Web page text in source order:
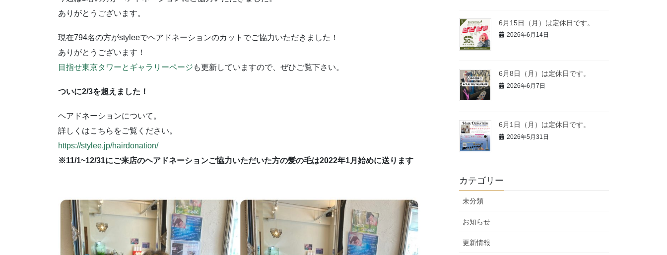
ありがとうございます。
現在794名の方がstyleeでヘアドネーションのカットでご協力いただきました！
ありがとうございます！
目指せ東京タワーとギャラリーページ も更新していますので、ぜひご覧下さい。
ついに2/3を超えました！
ヘアドネーションについて。
詳しくはこちらをご覧ください。
https://stylee.jp/hairdonation/
※11/1~12/31にご来店のヘアドネーションご協力いただいた方の髪の毛は2022年1月始めに送ります
6月15日（月）は定休日です。
2026年6月14日
6月8日（月）は定休日です。
2026年6月7日
6月1日（月）は定休日です。
2026年5月31日
カテゴリー
未分類
お知らせ
更新情報